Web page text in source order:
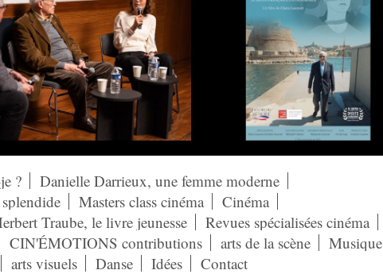
?
Danielle Darrieux, une femme moderne
Masters class cinéma
Cinéma
Traube, le livre jeunesse
Revues spécialisées cinéma
CIN'ÉMOTIONS contributions arts de la scène
Musique
arts visuels Danse Idées Contact